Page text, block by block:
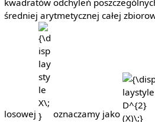
kwadratów odchyleń
średniej arytmetycznej całej
losowej
{\displaystyle
X\;}
oznaczamy jako